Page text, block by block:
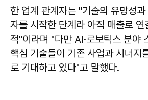
한 업계 관계자는 "기술의 유망성
자를 시작한 단계라 아직 매출로 연
적"이라며 "다만 AI·로보틱스 분야
핵심 기술들이 기존 사업과 시너지
로 기대하고 있다"고 말했다.